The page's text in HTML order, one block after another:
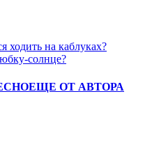
ходить на каблуках?
солнце?
ЕЩЕ ОТ АВТОРА